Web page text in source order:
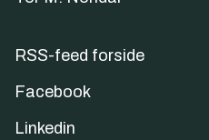
RSS-feed forside
Facebook
Linkedin